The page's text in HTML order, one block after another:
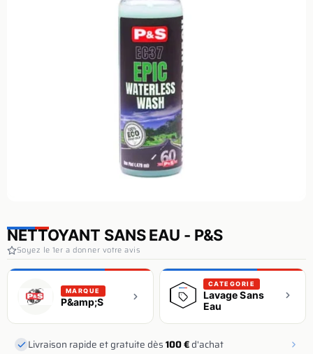
NETTOYANT SANS EAU - P&S
Soyez le 1er a donner votre avis
MARQUE
P&amp;S
CATEGORIE
Lavage Sans
Eau
Livraison rapide et gratuite dès100 €d'achat